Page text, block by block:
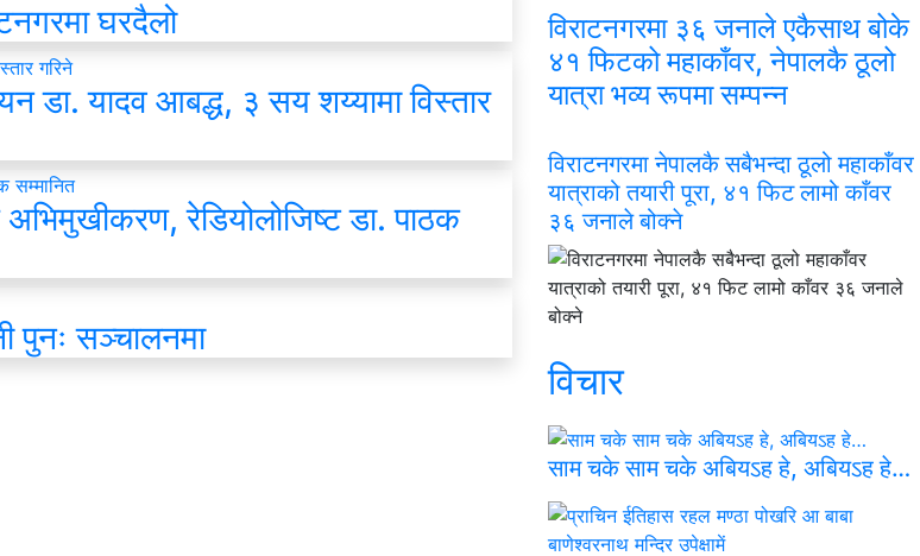
घरदैलो
डा. यादव आबद्ध, ३ सय शय्यामा विस्तार
अभिमुखीकरण, रेडियोलोजिष्ट डा. पाठक
पुनः सञ्चालनमा
विराटनगरमा ३६ जनाले एकैसाथ बोके
४१ फिटको महाकाँवर, नेपालकै ठूलो
यात्रा भव्य रूपमा सम्पन्न
विराटनगरमा नेपालकै सबैभन्दा ठूलो महाकाँवर
यात्राको तयारी पूरा, ४१ फिट लामो काँवर
३६ जनाले बोक्ने
विचार
साम चके साम चके अबियऽह हे, अबियऽह हे…